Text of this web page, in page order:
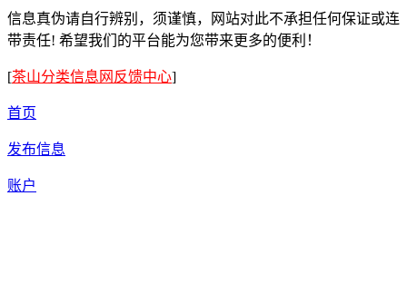
信息真伪请自行辨别，须谨慎，网站对此不承担任何保证或连
带责任! 希望我们的平台能为您带来更多的便利！
[茶山分类信息网反馈中心]
首页
发布信息
账户